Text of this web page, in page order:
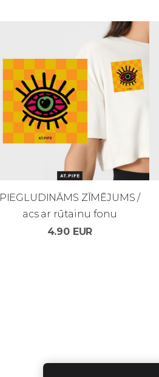
PIEGLUDINĀMS ZĪMĒJUMS /
acs ar rūtainu fonu
4.90 EUR